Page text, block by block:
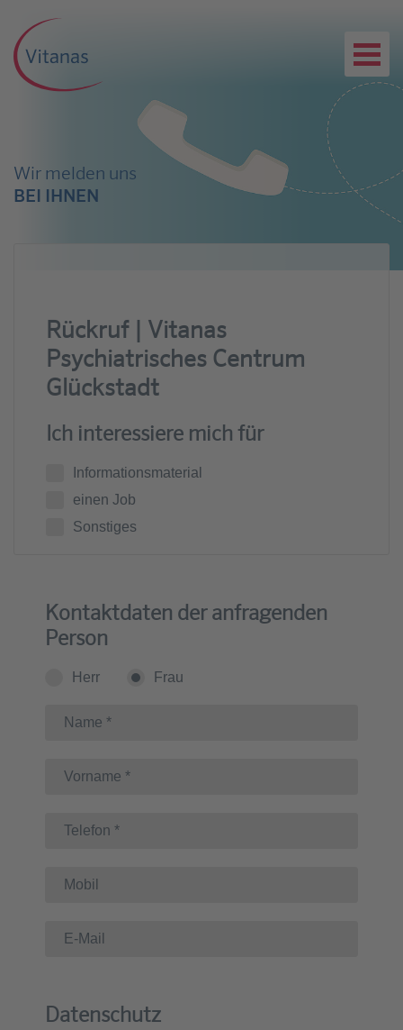
Wir melden uns
BEI IHNEN
Rückruf | Vitanas
Psychiatrisches Centrum
Glückstadt
Ich interessiere mich für
Informationsmaterial
einen Job
Sonstiges
Kontaktdaten der anfragenden
Person
Herr Frau
Datenschutz